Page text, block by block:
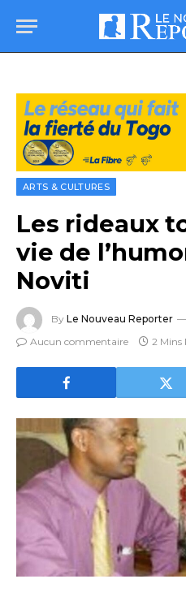
ARTS & CULTURES
Les rideaux
vie de
Noviti
By Le Nouveau Reporter
Aucun commentaire
2 Mins